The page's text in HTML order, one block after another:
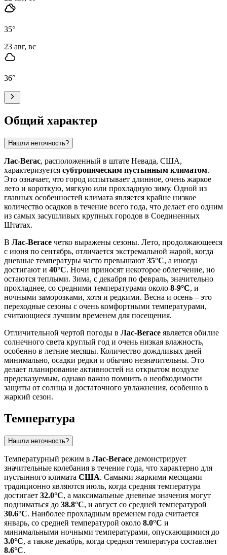
35°
23 авг, вс
36°
Общий характер
Нашли неточность?
Лас-Вегас, расположенный в штате Невада, США,
характеризуется субтропическим пустынным климатом.
Это означает, что город испытывает длинное, очень жаркое
лето и короткую, мягкую или прохладную зиму. Одной из
главных особенностей климата является крайне низкое
количество осадков в течение всего года, что делает его одним
из самых засушливых крупных городов в Соединенных
Штатах.
В Лас-Вегасе четко выражены сезоны. Лето, продолжающееся
с июня по сентябрь, отличается экстремальной жарой, когда
дневные температуры часто превышают 35°C, а иногда
достигают и 40°C. Ночи приносят некоторое облегчение, но
остаются теплыми. Зима, с декабря по февраль, значительно
прохладнее, со средними температурами около 8-9°C, и
ночными заморозками, хотя и редкими. Весна и осень – это
переходные сезоны с очень комфортными температурами,
считающиеся лучшим временем для посещения.
Отличительной чертой погоды в Лас-Вегасе является обилие
солнечного света круглый год и очень низкая влажность,
особенно в летние месяцы. Количество дождливых дней
минимально, осадки редки и обычно незначительны. Это
делает планирование активностей на открытом воздухе
предсказуемым, однако важно помнить о необходимости
защиты от солнца и достаточного увлажнения, особенно в
жаркий сезон.
Температура
Нашли неточность?
Температурный режим в Лас-Вегасе демонстрирует
значительные колебания в течение года, что характерно для
пустынного климата США. Самыми жаркими месяцами
традиционно являются июль, когда средняя температура
достигает 32.0°C, а максимальные дневные значения могут
подниматься до 38.8°C, и август со средней температурой
30.6°C. Наиболее прохладным временем года считается
январь, со средней температурой около 8.0°C и
минимальными ночными температурами, опускающимися до
3.0°C, а также декабрь, когда средняя температура составляет
8.6°C.